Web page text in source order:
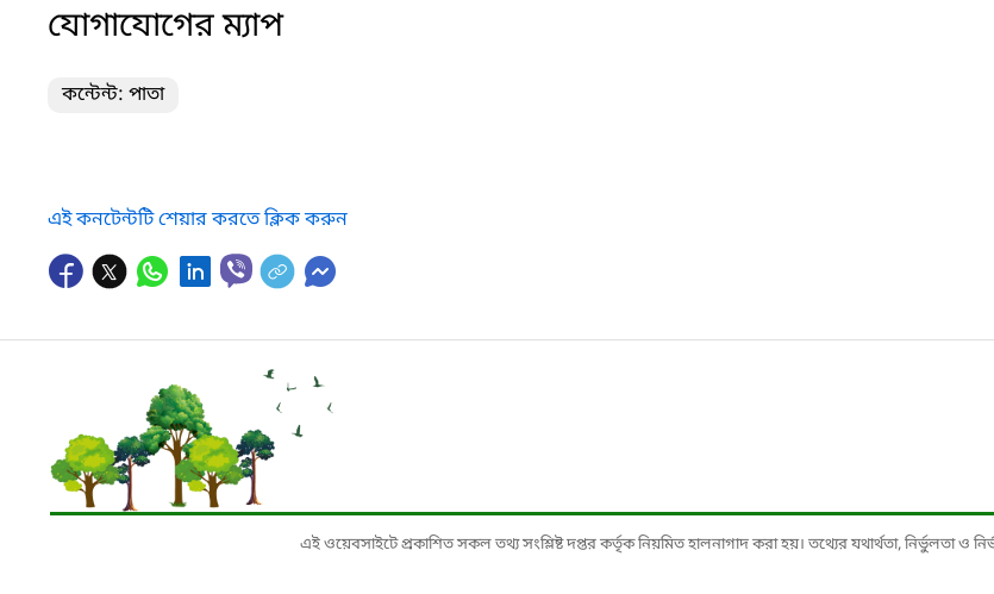
যোগাযোগের ম্যাপ
কন্টেন্ট: পাতা
এই কনটেন্টটি শেয়ার করতে ক্লিক করুন
এই ওয়েবসাইটে প্রকাশিত সকল তথ্য সংশ্লিষ্ট দপ্তর কর্তৃক নিয়মিত হালনাগাদ করা হয়। তথ্যের যথার্থতা, নির্ভুলতা ও